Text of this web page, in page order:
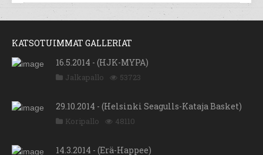
KATSOTUIMMAT GALLERIAT
16.5.2014 - (HJK-MYPA)
Jalkapallo 53723
29.10.2014 - (Helsinki Seagulls-Kataja Basket)
Koripallo 48110
14.3.2014 - (Erä-Happee)